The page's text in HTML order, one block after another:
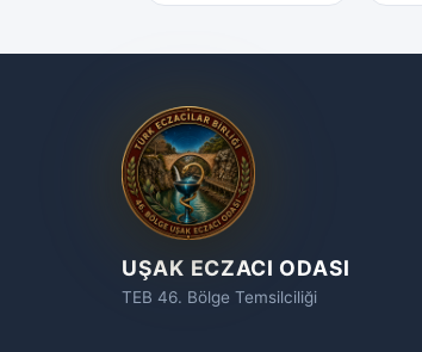
UŞAK ECZACI ODASI
TEB 46. Bölge Temsilciliği